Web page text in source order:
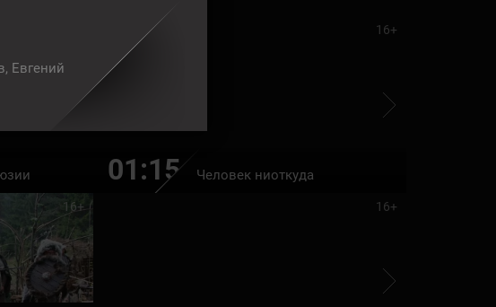
16+
01:15 Человек ниоткуда
16+ 16+
Евгений